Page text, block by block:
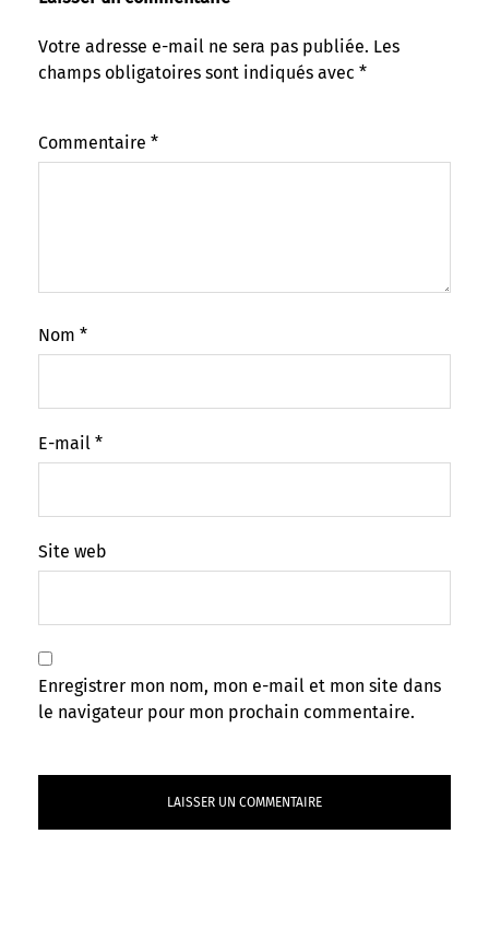
Votre adresse e-mail ne sera pas publiée. Les
champs obligatoires sont indiqués avec *
Commentaire *
Nom *
E-mail *
Site web
Enregistrer mon nom, mon e-mail et mon site dans
le navigateur pour mon prochain commentaire.